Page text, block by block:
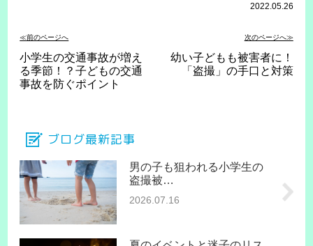
2022.05.26
≪前のページへ 次のページへ≫
小学生の交通事故が増え
る季節！？子どもの交通
事故を防ぐポイント
幼い子どもも被害者に！
「盗撮」の手口と対策
ブログ最新記事
男の子も狙われる小学生の
盗撮被…
2026.07.16